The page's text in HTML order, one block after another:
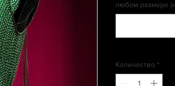
любом размере
Количество *